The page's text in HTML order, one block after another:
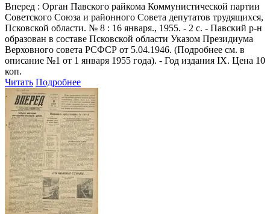
Вперед : Орган Павского райкома Коммунистической партии
Советского Союза и районного Совета депутатов трудящихся,
Псковской области. № 8 : 16 января., 1955. - 2 с. - Павский р-н
образован в составе Псковской области Указом Президиума
Верховного совета РСФСР от 5.04.1946. (Подробнее см. в
описание №1 от 1 января 1955 года). - Год издания IX. Цена 10
коп.
Читать Подробнее